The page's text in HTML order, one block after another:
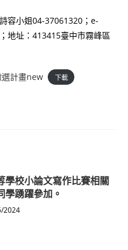
容小姐04-37061320；e-
地址：413415臺中市霧峰區
選計畫new 下載
學校小論文寫作比賽相關
學踴躍參加。
2024